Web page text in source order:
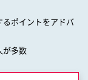
ポイントをアドバ
が多数